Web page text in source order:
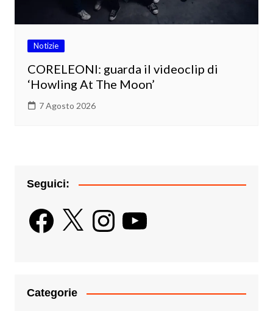
Notizie
CORELEONI: guarda il videoclip di
‘Howling At The Moon’
7 Agosto 2026
Seguici:
Facebook
X InstagramYouTube
Categorie